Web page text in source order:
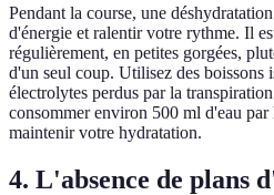
Pendant la course, une
d'énergie et ralentir votre rythme. Il
régulièrement, en petites gorgées,
d'un seul coup. Utilisez des boissons
électrolytes perdus par la
consommer environ 500 ml d'eau par
maintenir votre hydratation.
4. L'absence de plans